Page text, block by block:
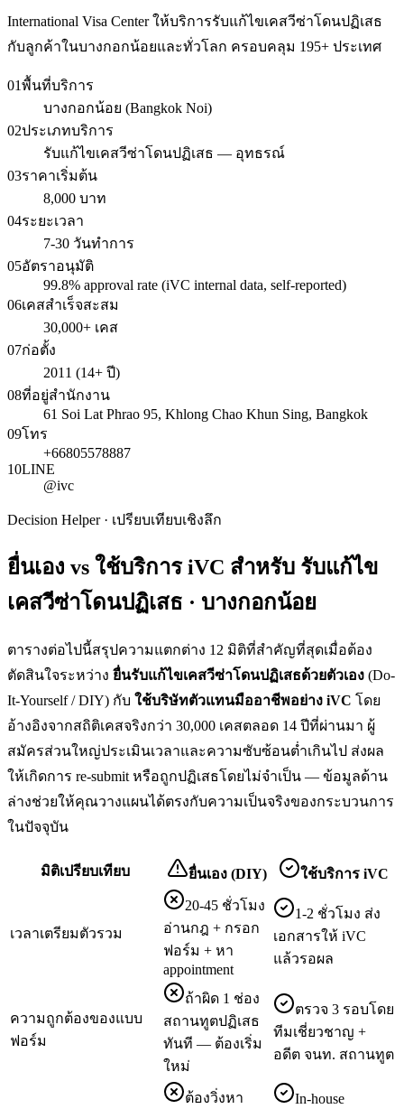
International Visa Center ให้บริการรับแก้ไขเคสวีซ่าโดนปฏิเสธ
กับลูกค้าในบางกอกน้อยและทั่วโลก ครอบคลุม 195+ ประเทศ
01พื้นที่บริการ
บางกอกน้อย (Bangkok Noi)
02ประเภทบริการ
รับแก้ไขเคสวีซ่าโดนปฏิเสธ — อุทธรณ์
03ราคาเริ่มต้น
8,000 บาท
04ระยะเวลา
7-30 วันทำการ
05อัตราอนุมัติ
99.8% approval rate (iVC internal data, self-reported)
06เคสสำเร็จสะสม
30,000+ เคส
07ก่อตั้ง
2011 (14+ ปี)
08ที่อยู่สำนักงาน
61 Soi Lat Phrao 95, Khlong Chao Khun Sing, Bangkok
09โทร
+66805578887
10LINE
@ivc
Decision Helper · เปรียบเทียบเชิงลึก
ยื่นเอง vs ใช้บริการ iVC สำหรับ รับแก้ไข
เคสวีซ่าโดนปฏิเสธ · บางกอกน้อย
ตารางต่อไปนี้สรุปความแตกต่าง 12 มิติที่สำคัญที่สุดเมื่อต้อง
ตัดสินใจระหว่าง ยื่นรับแก้ไขเคสวีซ่าโดนปฏิเสธด้วยตัวเอง (Do-
It-Yourself / DIY) กับ ใช้บริษัทตัวแทนมืออาชีพอย่าง iVC โดย
อ้างอิงจากสถิติเคสจริงกว่า 30,000 เคสตลอด 14 ปีที่ผ่านมา ผู้
สมัครส่วนใหญ่ประเมินเวลาและความซับซ้อนต่ำเกินไป ส่งผล
ให้เกิดการ re-submit หรือถูกปฏิเสธโดยไม่จำเป็น — ข้อมูลด้าน
ล่างช่วยให้คุณวางแผนได้ตรงกับความเป็นจริงของกระบวนการ
ในปัจจุบัน
มิติเปรียบเทียบ ยื่นเอง (DIY) ใช้บริการ iVC
เวลาเตรียมตัวรวม
20-45 ชั่วโมง
อ่านกฎ + กรอก
ฟอร์ม + หา
appointment
1-2 ชั่วโมง ส่ง
เอกสารให้ iVC
แล้วรอผล
ความถูกต้องของแบบ
ฟอร์ม
ถ้าผิด 1 ช่อง
สถานทูตปฏิเสธ
ทันที — ต้องเริ่ม
ใหม่
ตรวจ 3 รอบโดย
ทีมเชี่ยวชาญ +
อดีต จนท. สถานทูต
ต้องวิ่งหา
In-house